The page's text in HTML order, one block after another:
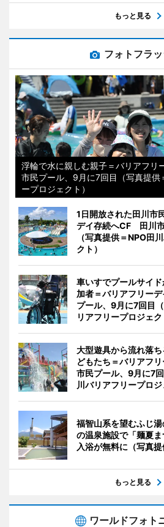
もっと見る
フォトフラ
浮輪で水に親しむ親子＝バリアフ
市民プール、9月に7回目（写真提供
ープロジェクト）
1日開放された田川市
デイ存続へCF 田川
（写真提供＝NPO田
クト）
車いすでプールサイ
加者＝バリアフリー
プール、9月に7回目
リアフリープロジェク
大型遊具から流れ落
どもたち＝バリアフ
市民プール、9月に7
川バリアフリープロジ
福智山系を望むふじ
の温泉施設で「麺夏
入浴が無料に（写真
もっと見る
ワールドフォト